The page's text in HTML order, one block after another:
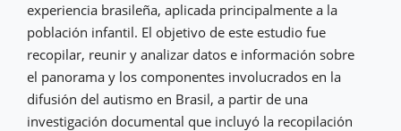
experiencia brasileña, aplicada principalmente a la
población infantil. El objetivo de este estudio fue
recopilar, reunir y analizar datos e información sobre
el panorama y los componentes involucrados en la
difusión del autismo en Brasil, a partir de una
investigación documental que incluyó la recopilación